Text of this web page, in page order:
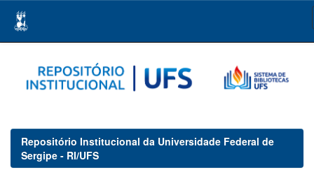
navigation
Repositório Institucional da Universidade Federal de
Sergipe - RI/UFS